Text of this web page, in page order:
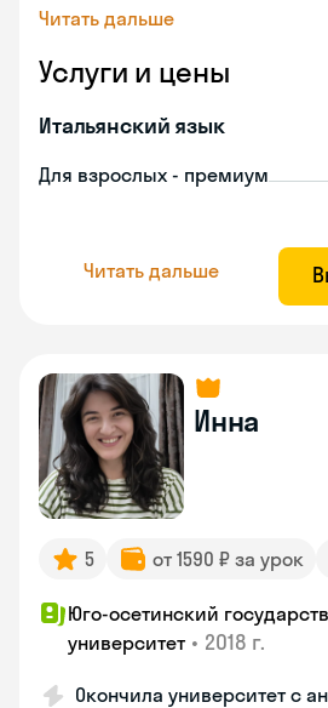
Читать дальше
Услуги и цены
Итальянский язык
Для взрослых - премиум
Читать дальше
Инна
5 от 1590 ₽ за урок
Юго-осетинский
университет • 2018 г.
Окончила университет с